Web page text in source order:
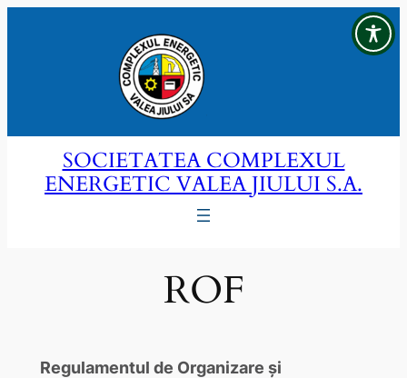
SOCIETATEA COMPLEXUL
ENERGETIC VALEA JIULUI S.A.
ROF
Regulamentul de Organizare și